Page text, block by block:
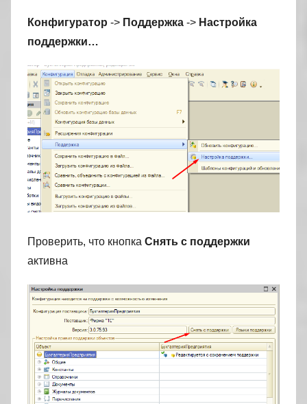
Конфигуратор -> Поддержка -> Настройка
поддержки…
Проверить, что кнопка Снять с поддержки
активна